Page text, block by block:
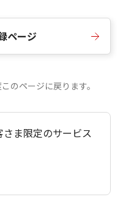
ページ
のページに戻ります。
ま限定のサービス